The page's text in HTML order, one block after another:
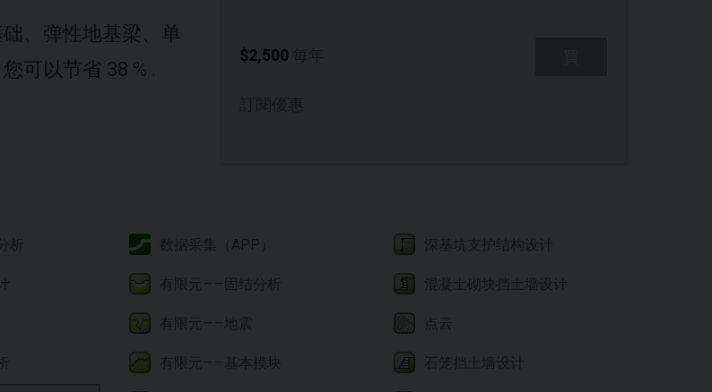
、弹性地基梁、单
可以节省 38 % .
$2,500
析 数据采集（APP）
有限元——固结分析
有限元——地震
有限元——基本模块
深基坑支护结构设计
混凝土砌块挡土墙设计
点云
石笼挡土墙设计